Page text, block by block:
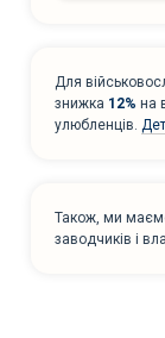
Для
знижка 12% на
улюбленців.
Також, ми
заводчиків і